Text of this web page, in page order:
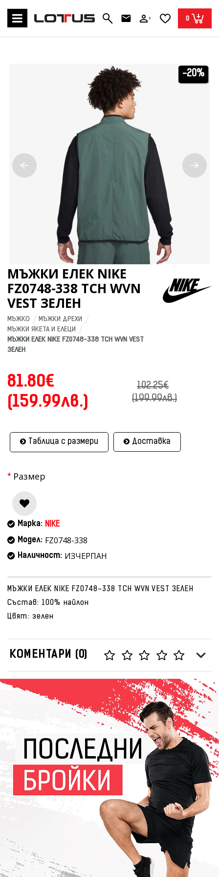
0
-20%
МЪЖКИ ЕЛЕК NIKE
FZ0748-338 TCH WVN
VEST ЗЕЛЕН
МЪЖКО
МЪЖКИ ДРЕХИ
МЪЖКИ ЯКЕТА И ЕЛЕЦИ
МЪЖКИ ЕЛЕК NIKE FZ0748-338 TCH WVN VEST
ЗЕЛЕН
81.80€
(159.99лв.)
102.25€
(199.99лв.)
Таблица с размери Доставка
Размер
Марка: NIKE
Модел: FZ0748-338
Наличност: ИЗЧЕРПАН
МЪЖКИ ЕЛЕК NIKE FZ0748-338 TCH WVN VEST ЗЕЛЕН
Състав: 100% найлон
Цвят: зелен
КОМЕНТАРИ (0)